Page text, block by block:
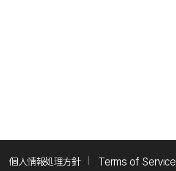
個人情報処理方針 Terms of Service